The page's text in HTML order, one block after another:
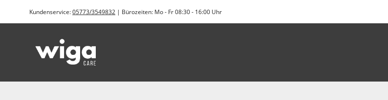
Kundenservice:05773/3549832 | Bürozeiten: Mo - Fr 08:30 - 16:00 Uhr